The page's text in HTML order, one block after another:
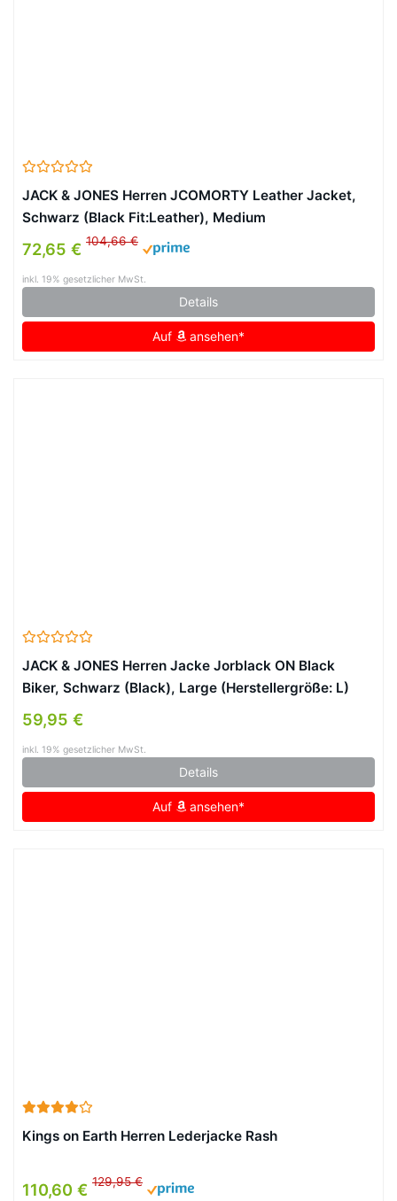
JACK & JONES Herren JCOMORTY Leather Jacket,
Schwarz (Black Fit:Leather), Medium
72,65 € 104,66 €
inkl. 19% gesetzlicher MwSt.
Details
Auf ansehen*
JACK & JONES Herren Jacke Jorblack ON Black
Biker, Schwarz (Black), Large (Herstellergröße: L)
59,95 €
inkl. 19% gesetzlicher MwSt.
Details
Auf ansehen*
Kings on Earth Herren Lederjacke Rash
110,60 € 129,95 €